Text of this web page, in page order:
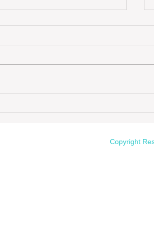
Copyright